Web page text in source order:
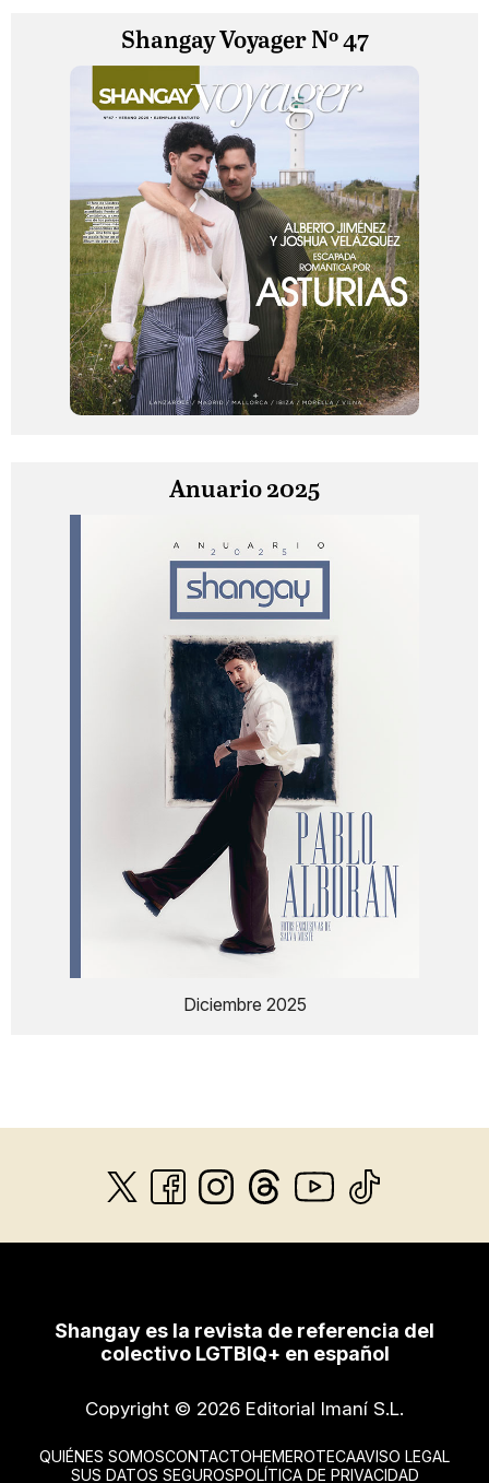
Shangay Voyager Nº 47
Anuario 2025
Diciembre 2025
Shangay es la revista de referencia del
colectivo LGTBIQ+ en español
Copyright © 2026 Editorial Imaní S.L.
QUIÉNES SOMOSCONTACTOHEMEROTECAAVISO LEGAL
SUS DATOS SEGUROSPOLÍTICA DE PRIVACIDAD